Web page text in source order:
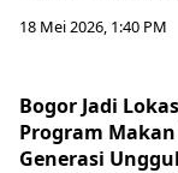
18 Mei 2026, 1:40 PM
Bogor Jadi
Program
Generasi Unggul